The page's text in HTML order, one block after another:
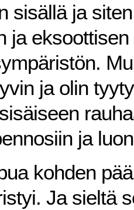
sisällä ja
ja eksoottisen
ja olin
ja
kohden
Ja sieltä